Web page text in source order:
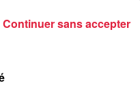
Continuer sans accepter